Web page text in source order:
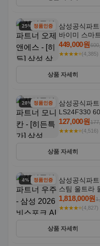
25% 할인정품인증
삼성공식파
바이미 스마
OTT 패키지
449,000원
★★★★⭐(4,385)
상품 자세히
28% 할인정품인증
삼성공식파
LS24F330
컴퓨터 모니
127,000원
★★★★⭐(4,516)
상품 자세히
4% 할인정품인증
삼성공식파
스팀 울트라
레이지 AAG
1,818,000원
★★★★⭐(4,827)
상품 자세히